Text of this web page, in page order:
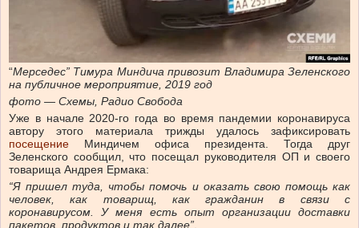
“Мерседес” Тимура Миндича привозит Владимира Зеленского
на публичное мероприятие, 2019 год
фото — Схемы, Радио Свобода
Уже в начале 2020-го года во время пандемии коронавируса
автору этого материала трижды удалось зафиксировать
посещение
Миндичем офиса президента. Тогда друг
Зеленского сообщил, что посещал руководителя ОП и своего
товарища Андрея Ермака:
“Я пришел туда, чтобы помочь и оказать свою помощь как
человек, как товарищ, как гражданин в связи с
коронавирусом. У меня есть опыт организации доставки
пакетов, продуктов и так далее”